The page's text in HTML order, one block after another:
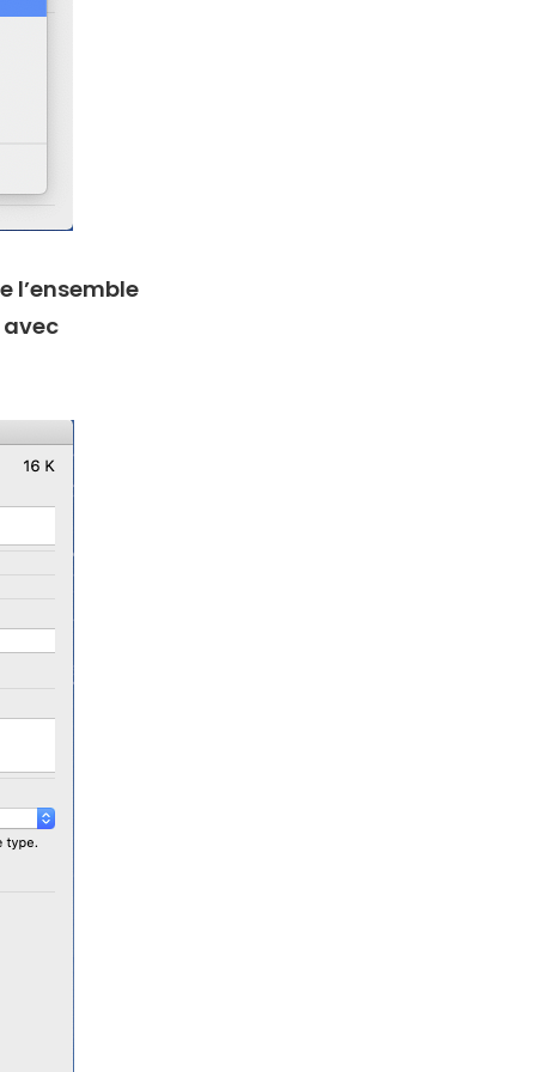
l’ensemble